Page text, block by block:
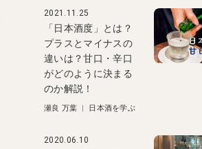
2021.11.25
「日本酒度」とは？
プラスとマイナスの
違いは？甘口・辛口
がどのように決まる
のか解説！
瀬良 万葉 | 日本酒を学ぶ
2020.06.10